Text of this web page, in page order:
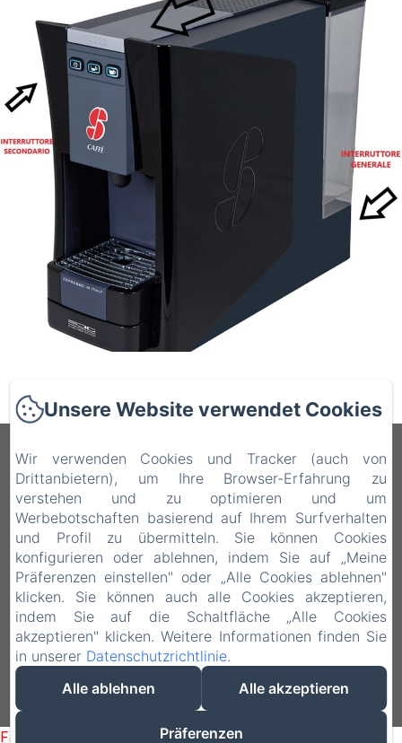
QAL’AT COVE
Via John F. Kennedy, 16, 93100 Caltanissetta
CL, Caltanissetta CL, 93100, Italien
qalataparthotel@gmail.com
+39 3936846279
+39 328-6590308 | +39 0934-21734
Powered mit Amenitiz
Failed to load BookingEngine/index: Loading chunk 93
Unsere Website verwendet Cookies
Wir verwenden Cookies und Tracker (auch von
Drittanbietern), um Ihre Browser-Erfahrung zu
verstehen und zu optimieren und um
Werbebotschaften basierend auf Ihrem Surfverhalten
und Profil zu übermitteln. Sie können Cookies
konfigurieren oder ablehnen, indem Sie auf „Meine
Präferenzen einstellen" oder „Alle Cookies ablehnen"
klicken. Sie können auch alle Cookies akzeptieren,
indem Sie auf die Schaltfläche „Alle Cookies
akzeptieren" klicken. Weitere Informationen finden Sie
in unserer Datenschutzrichtlinie.
Alle ablehnen
Alle akzeptieren
Präferenzen